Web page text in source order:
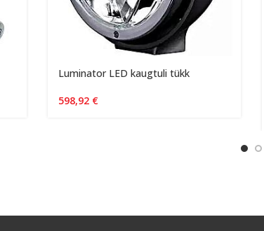
Luminator LED kaugtuli tükk
598,92 €